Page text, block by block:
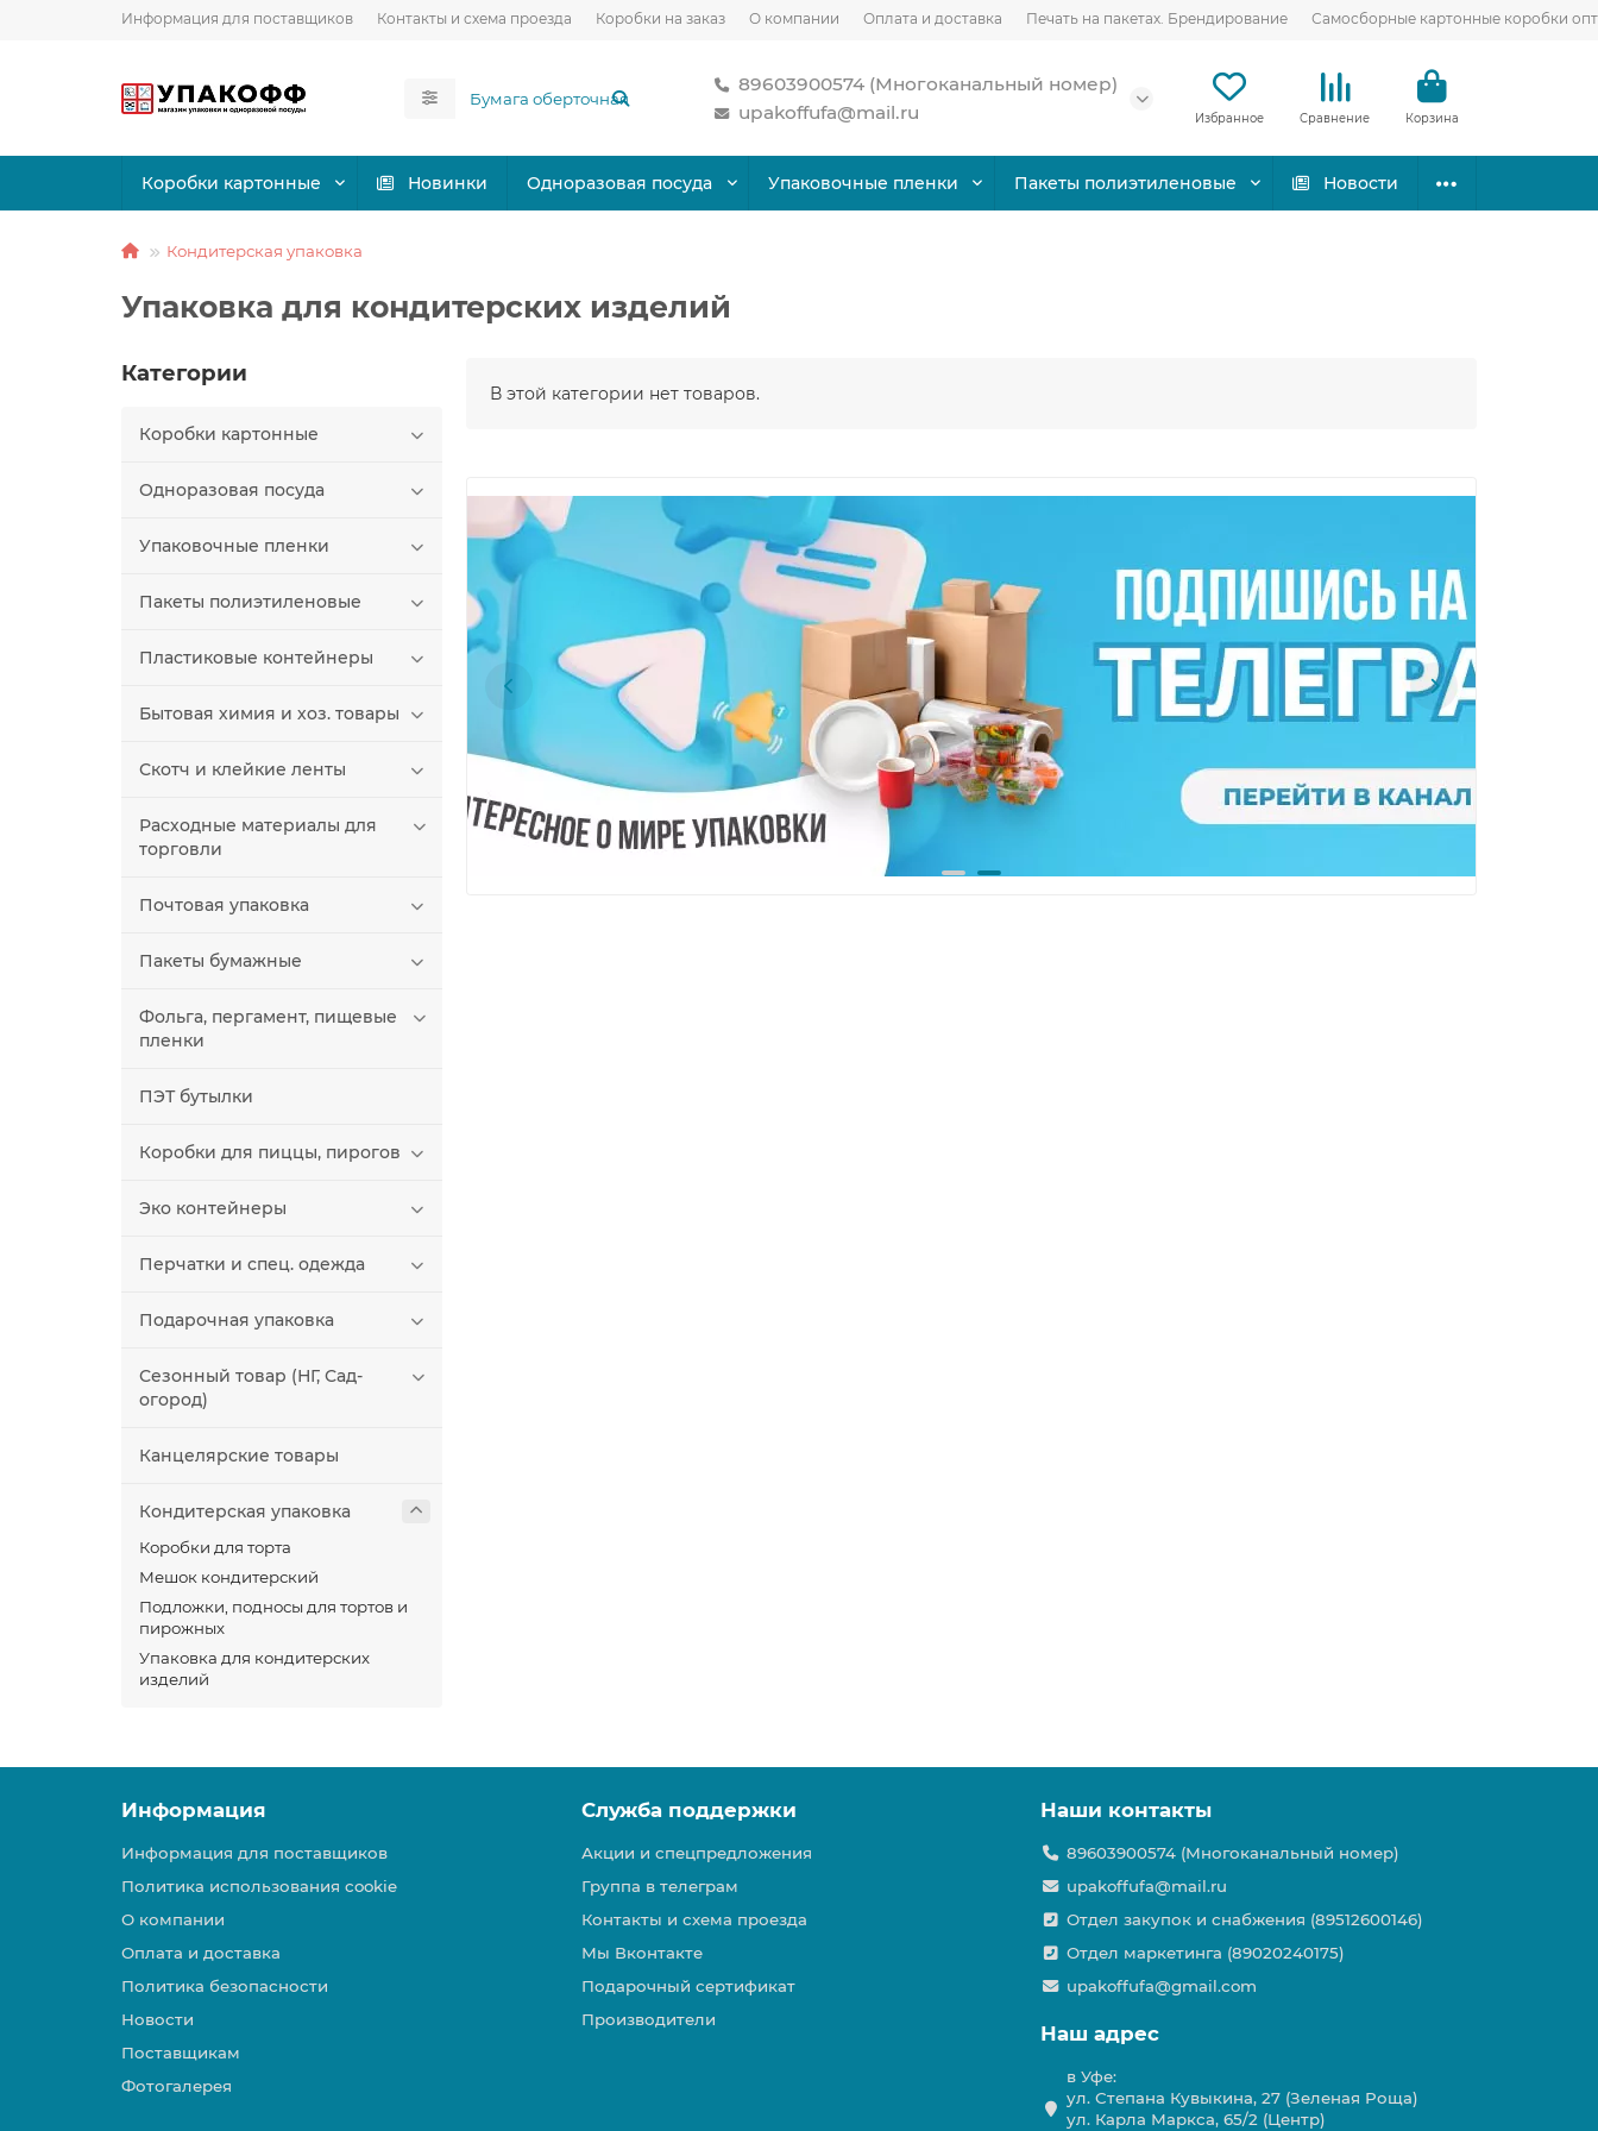
Информация для поставщиков Контакты и схема проезда Коробки на заказ О компании Оплата и доставка Печать на пакетах. Брендирование Самосборные картонные коробки
89603900574 (Многоканальный номер)
upakoffufa@mail.ru
Избранное Сравнение Корзина
Коробки картонные Новинки Одноразовая посуда Упаковочные пленки Пакеты полиэтиленовые Новости
Кондитерская упаковка
Упаковка для кондитерских изделий
Категории
Коробки картонные
Одноразовая посуда
Упаковочные пленки
Пакеты полиэтиленовые
Пластиковые контейнеры
Бытовая химия и хоз. товары
Скотч и клейкие ленты
Расходные материалы для
торговли
Почтовая упаковка
Пакеты бумажные
Фольга, пергамент, пищевые
пленки
ПЭТ бутылки
Коробки для пиццы, пирогов
Эко контейнеры
Перчатки и спец. одежда
Подарочная упаковка
Сезонный товар (НГ, Сад-
огород)
Канцелярские товары
Кондитерская упаковка
Коробки для торта
Мешок кондитерский
Подложки, подносы для тортов и
пирожных
Упаковка для кондитерских
изделий
В этой категории нет товаров.
Информация
Информация для поставщиков
Политика использования cookie
О компании
Оплата и доставка
Политика безопасности
Новости
Поставщикам
Фотогалерея
Служба поддержки
Акции и спецпредложения
Группа в телеграм
Контакты и схема проезда
Мы Вконтакте
Подарочный сертификат
Производители
Наши контакты
89603900574 (Многоканальный номер)
upakoffufa@mail.ru
Отдел закупок и снабжения (89512600146)
Отдел маркетинга (89020240175)
upakoffufa@gmail.com
Наш адрес
в Уфе:
ул. Степана Кувыкина, 27 (Зеленая Роща)
ул. Карла Маркса, 65/2 (Центр)